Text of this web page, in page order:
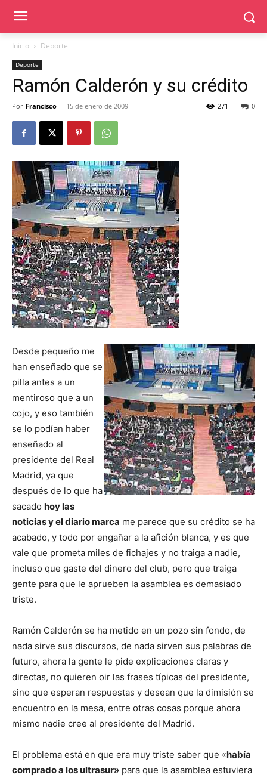
Inicio Deporte
Deporte
Ramón Calderón y su crédito
Por Francisco - 15 de enero de 2009 0
271
Desde pequeño me
han enseñado que se
pilla antes a un
mentiroso que a un
cojo, y eso también
se lo podían haber
enseñado al
presidente del Real
Madrid, ya que
después de lo que ha
sacado hoy las
noticias y el diario marca me parece que su crédito se ha
acabado, y todo por engañar a la afición blanca, y es que
vale que prometa miles de fichajes y no traiga a nadie,
incluso que gaste del dinero del club, pero que traiga
gente para que le aprueben la asamblea es demasiado
triste.
Ramón Calderón se ha metido en un pozo sin fondo, de
nada sirve sus discursos, de nada sirven sus palabras de
futuro, ahora la gente le pide explicaciones claras y
directas, no quieren oir las frases típicas del presidente,
sino que esperan respuestas y desean que la dimisión se
encuentro en la mesa, entre otras cosas porque ahora
mismo nadie cree al presidente del Madrid.
El problema está en que era muy triste saber que «había
comprado a los ultrasur» para que la asamblea estuviera